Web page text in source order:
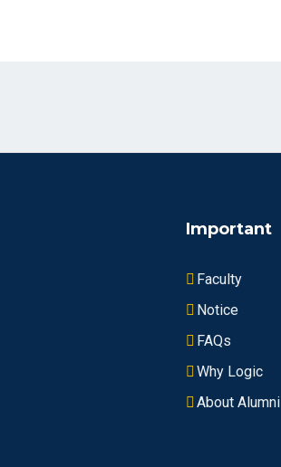
Important
Faculty
Notice
FAQs
Why Logic
About Alumni